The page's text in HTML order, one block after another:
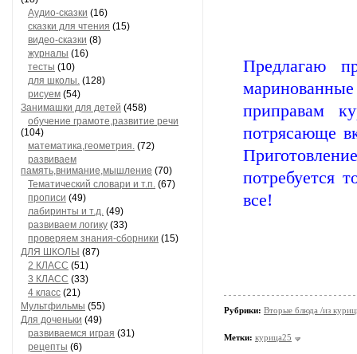
Аудио-сказки (16)
сказки для чтения (15)
видео-сказки (8)
журналы (16)
тесты (10)
для школы. (128)
рисуем (54)
Занимашки для детей (458)
обучение грамоте,развитие речи
(104)
математика,геометрия. (72)
развиваем
память,внимание,мышление (70)
Тематический словари и т.п. (67)
прописи (49)
лабиринты и т.д. (49)
развиваем логику (33)
проверяем знания-сборники (15)
ДЛЯ ШКОЛЫ (87)
2 КЛАСС (51)
3 КЛАСС (33)
4 класс (21)
Мультфильмы (55)
Для доченьки (49)
развиваемся играя (31)
рецепты (6)
Предлагаю
приправам
потрясающе
потребуется
все!
Рубрики: Вторые блюда /из
Метки: курица25